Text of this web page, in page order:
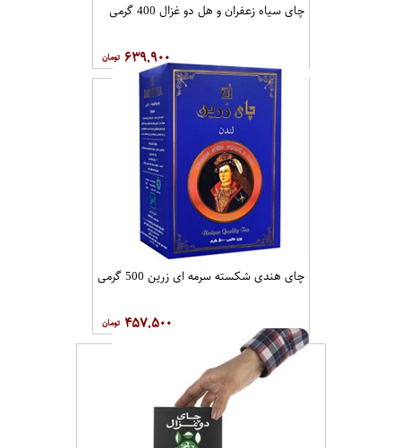
چای سیاه زعفران و هل دو غزال 400 گرمی
۶۳۹,۹۰۰
چای هندی شکسته سرمه ای زرین 500 گرمی
۴۵۷,۵۰۰